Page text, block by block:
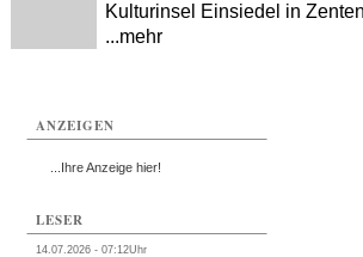
Kulturinsel Einsiedel in
...mehr
ANZEIGEN
...Ihre Anzeige hier!
LESER
14.07.2026 - 07:12Uhr